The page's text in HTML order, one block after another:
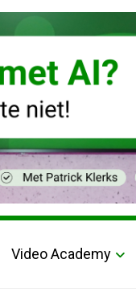
Video Academy